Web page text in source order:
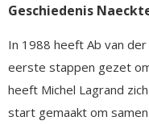
Geschiedenis
In 1988 heeft Ab van
eerste stappen gezet
heeft Michel Lagrand
start gemaakt om